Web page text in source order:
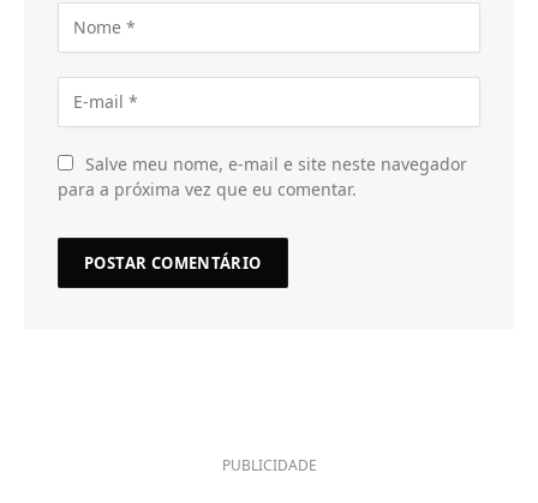
Salve meu nome, e-mail e site neste navegador
para a próxima vez que eu comentar.
PUBLICIDADE